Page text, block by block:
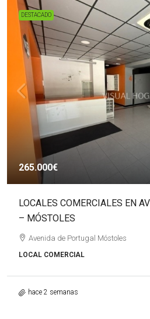
DESTACADO
265.000€
LOCALES COMERCIALES EN
– MÓSTOLES
Avenida de Portugal Móstoles
LOCAL COMERCIAL
hace 2 semanas